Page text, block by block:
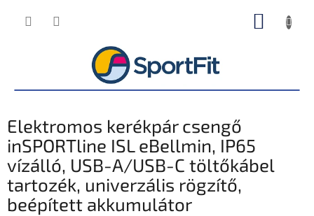
KOSÁR
Elektromos kerékpár csengő
inSPORTline ISL eBellmin, IP65
vízálló, USB-A/USB-C töltőkábel
tartozék, univerzális rögzítő,
beépített akkumulátor